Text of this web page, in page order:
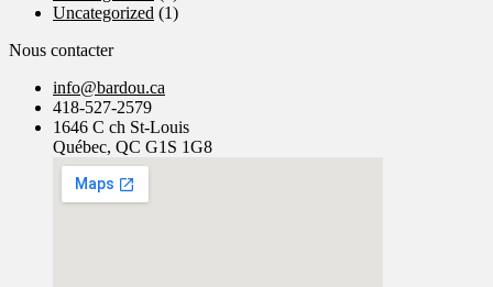
Uncategorized (1)
Nous contacter
info@bardou.ca
418-527-2579
1646 C ch St-Louis
Québec, QC G1S 1G8